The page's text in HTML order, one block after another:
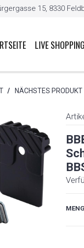
15, 8330
LIVE SHOPPING
/ NÄCHSTES PRODUKT